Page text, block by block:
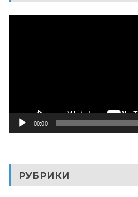
00:00
РУБРИКИ